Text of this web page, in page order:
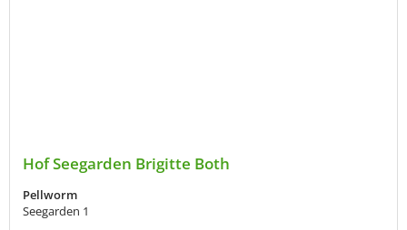
Hof Seegarden Brigitte Both
Pellworm
Seegarden 1